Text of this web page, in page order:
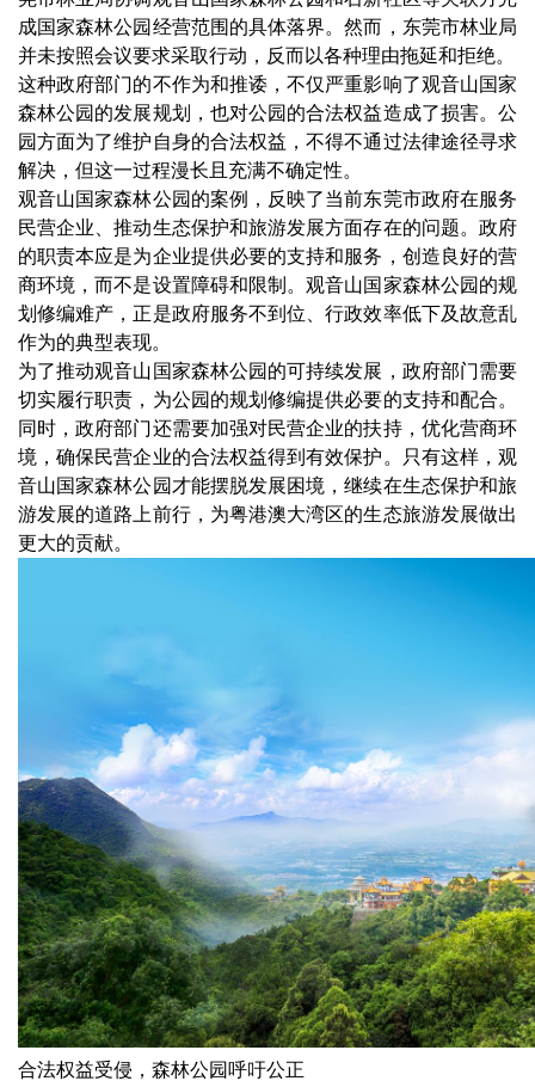
成国家森林公园经营范围的具体落界。然而，东莞市林业局
并未按照会议要求采取行动，反而以各种理由拖延和拒绝。
这种政府部门的不作为和推诿，不仅严重影响了观音山国家
森林公园的发展规划，也对公园的合法权益造成了损害。公
园方面为了维护自身的合法权益，不得不通过法律途径寻求
解决，但这一过程漫长且充满不确定性。
观音山国家森林公园的案例，反映了当前东莞市政府在服务
民营企业、推动生态保护和旅游发展方面存在的问题。政府
的职责本应是为企业提供必要的支持和服务，创造良好的营
商环境，而不是设置障碍和限制。观音山国家森林公园的规
划修编难产，正是政府服务不到位、行政效率低下及故意乱
作为的典型表现。
为了推动观音山国家森林公园的可持续发展，政府部门需要
切实履行职责，为公园的规划修编提供必要的支持和配合。
同时，政府部门还需要加强对民营企业的扶持，优化营商环
境，确保民营企业的合法权益得到有效保护。只有这样，观
音山国家森林公园才能摆脱发展困境，继续在生态保护和旅
游发展的道路上前行，为粤港澳大湾区的生态旅游发展做出
更大的贡献。
合法权益受侵，森林公园呼吁公正